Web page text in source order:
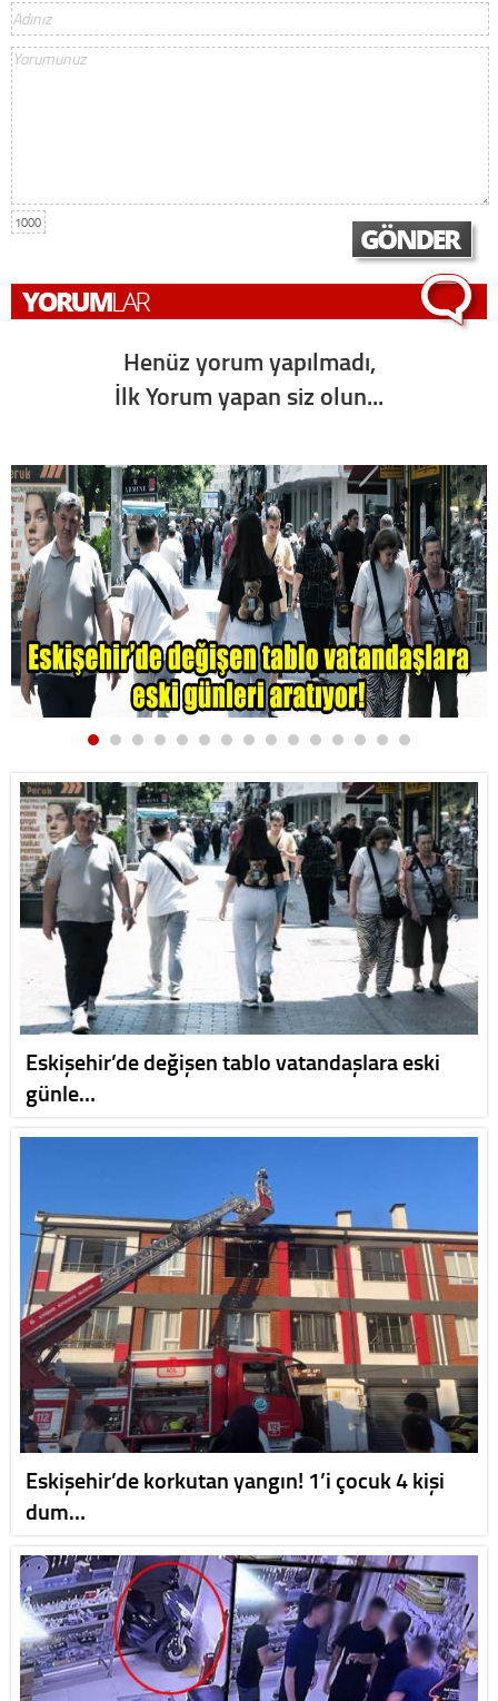
1000
Henüz yorum yapılmadı,
İlk Yorum yapan siz olun...
Eskişehir’de değişen tablo vatandaşlara eski
günle…
Eskişehir’de korkutan yangın! 1’i çocuk 4 kişi
dum…